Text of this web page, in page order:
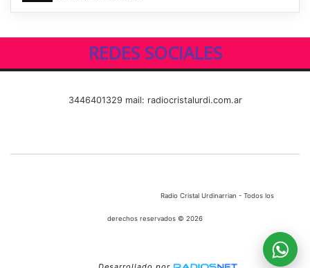
REDES SOCIALES
3446401329 mail: radiocristalurdi.com.ar
Radio Cristal Urdinarrian - Todos los
derechos reservados © 2026